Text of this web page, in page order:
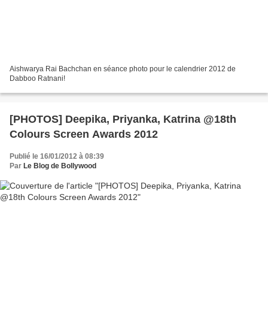
Aishwarya Rai Bachchan en séance photo pour le calendrier 2012 de
Dabboo Ratnani!
[PHOTOS] Deepika, Priyanka, Katrina @18th
Colours Screen Awards 2012
Publié le 16/01/2012 à 08:39
Par Le Blog de Bollywood